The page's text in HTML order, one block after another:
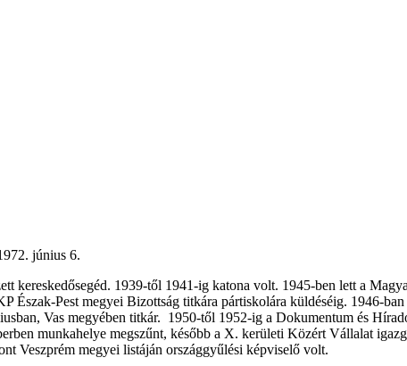
június 6.
kereskedősegéd. 1939-től 1941-ig katona volt. 1945-ben lett a
Észak-Pest megyei Bizottság titkára pártiskolára küldéséig. 1946-
Vas megyében titkár. 1950-től 1952-ig a Dokumentum és
munkahelye megszűnt, később a X. kerületi Közért Vállalat
Veszprém megyei listáján országgyűlési képviselő volt.